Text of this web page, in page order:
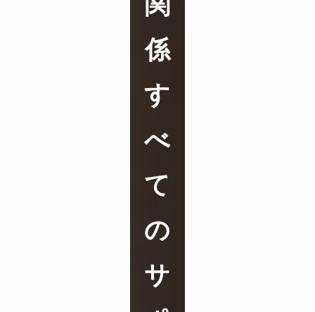
係
す
べ
て
の
サ